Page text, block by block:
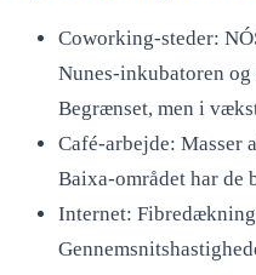
Coworking-steder:
Nunes-inkubatoren
Begrænset, men i
Café-arbejde: Masser
Baixa-området har de
Internet: